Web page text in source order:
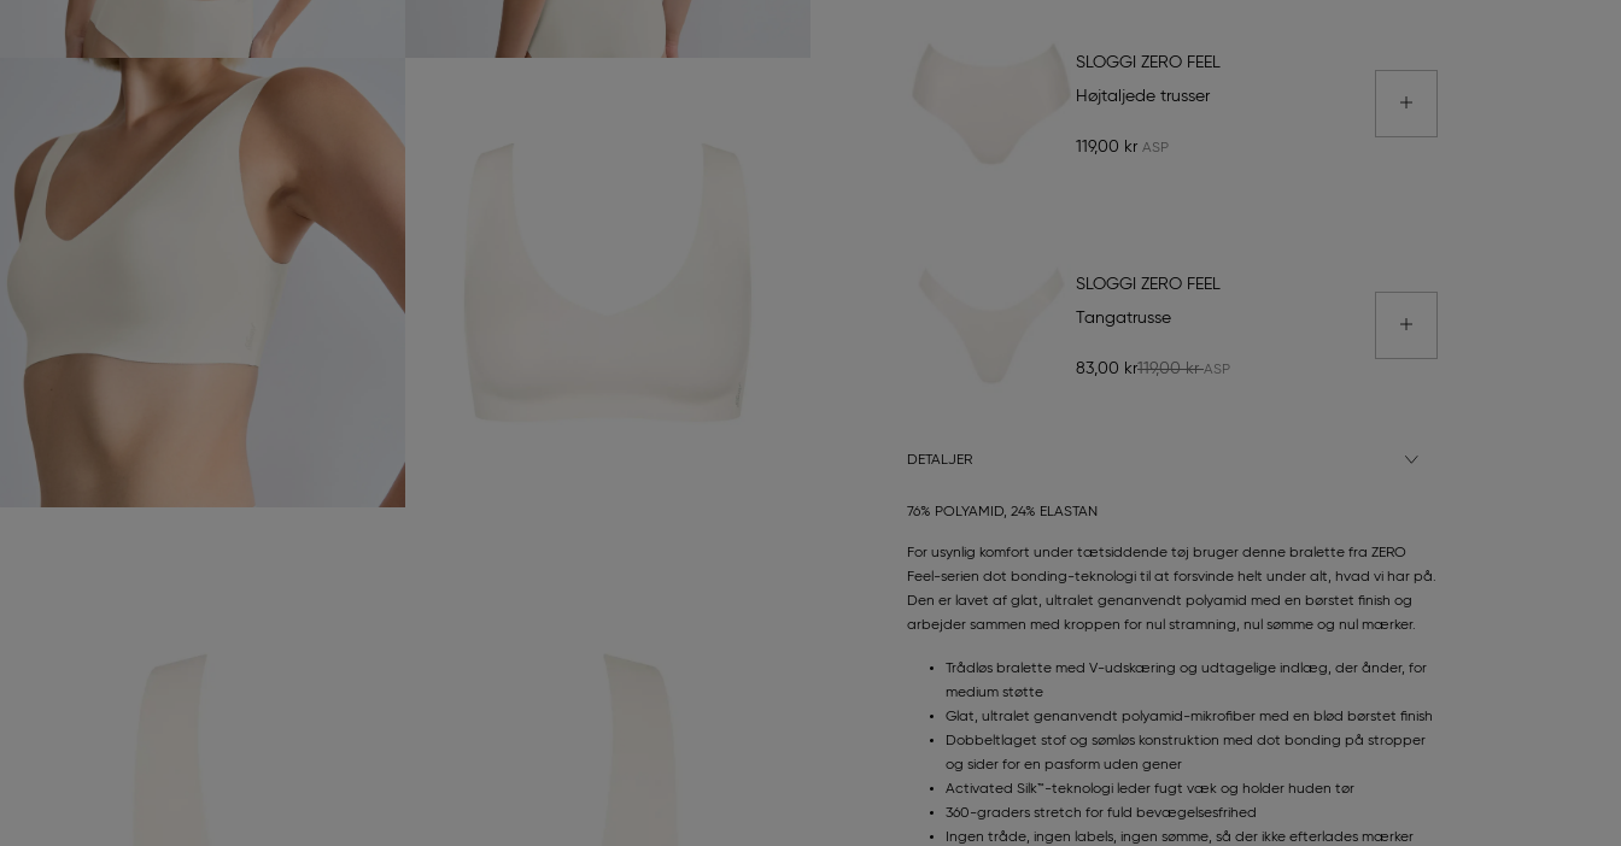
SLOGGI ZERO FEEL
Højtaljede trusser
119,00 kr
SLOGGI ZERO FEEL
Tangatrusse
83,00 kr119,00 kr
DETALJER
76% POLYAMID, 24% ELASTAN
For usynlig komfort under tætsiddende tøj bruger denne bralette fra ZERO
Feel-serien dot bonding-teknologi til at forsvinde helt under alt, hvad vi har på.
Den er lavet af glat, ultralet genanvendt polyamid med en børstet finish og
arbejder sammen med kroppen for nul stramning, nul sømme og nul mærker.
Trådløs bralette med V-udskæring og udtagelige indlæg, der ånder, for
medium støtte
Glat, ultralet genanvendt polyamid-mikrofiber med en blød børstet finish
Dobbeltlaget stof og sømløs konstruktion med dot bonding på stropper
og sider for en pasform uden gener
Activated Silk™-teknologi leder fugt væk og holder huden tør
360-graders stretch for fuld bevægelsesfrihed
Ingen tråde, ingen labels, ingen sømme, så der ikke efterlades mærker